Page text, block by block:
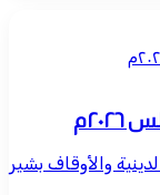
والأوقاف بشير